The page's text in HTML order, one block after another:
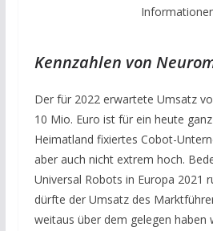
Kennzahlen von
Der für 2022 erwartete Umsatz
10 Mio. Euro ist für ein heute
Heimatland fixiertes Cobot-
aber auch nicht extrem hoch.
Universal Robots in Europa 2021
dürfte der Umsatz des
weitaus über dem gelegen haben